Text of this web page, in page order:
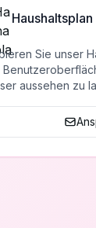
Haushaltsplan
Sie unser
aussehen zu